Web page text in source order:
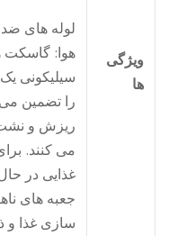
لوله های ضد
هوا: گاسکت های
سیلیکونی یک
را تضمین می
ریزش و نشت
می کنند. برای
غذایی در حال
جعبه های ناهار،
سازی غذا و